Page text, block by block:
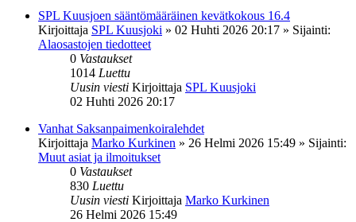
SPL Kuusjoen sääntömääräinen kevätkokous 16.4
Kirjoittaja SPL Kuusjoki » 02 Huhti 2026 20:17 » Sijainti:
Alaosastojen tiedotteet
0 Vastaukset
1014 Luettu
Uusin viesti Kirjoittaja SPL Kuusjoki
02 Huhti 2026 20:17
Vanhat Saksanpaimenkoiralehdet
Kirjoittaja Marko Kurkinen » 26 Helmi 2026 15:49 » Sijainti:
Muut asiat ja ilmoitukset
0 Vastaukset
830 Luettu
Uusin viesti Kirjoittaja Marko Kurkinen
26 Helmi 2026 15:49